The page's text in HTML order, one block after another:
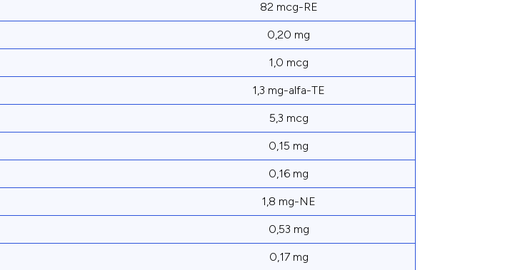
82 mcg-RE
0,20 mg
1,0 mcg
1,3 mg-alfa-TE
5,3 mcg
0,15 mg
0,16 mg
1,8 mg-NE
0,53 mg
0,17 mg